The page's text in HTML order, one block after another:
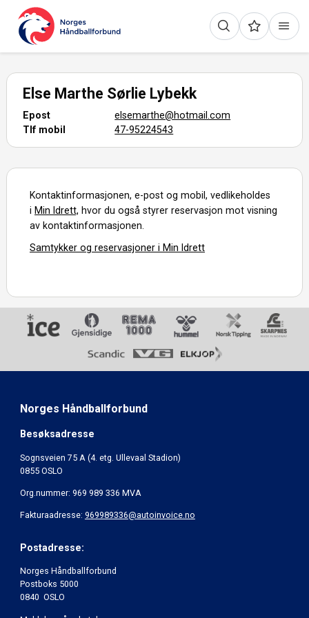
Else Marthe Sørlie Lybekk
Epost
elsemarthe@hotmail.com
Tlf mobil
47-95224543
Kontaktinformasjonen, e-post og mobil, vedlikeholdes
i Min Idrett, hvor du også styrer reservasjon mot visning
av kontaktinformasjonen.
Samtykker og reservasjoner i Min Idrett
Norges Håndballforbund
Besøksadresse
Sognsveien 75 A (4. etg. Ullevaal Stadion)
0855 OSLO
Org.nummer: 969 989 336 MVA
Fakturaadresse: 969989336@autoinvoice.no
Postadresse:
Norges Håndballforbund
Postboks 5000
0840 OSLO